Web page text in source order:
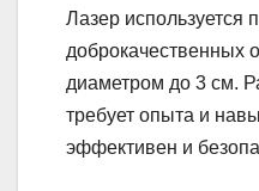
Лазер используется
доброкачественных
диаметром до 3 см.
требует опыта и
эффективен и